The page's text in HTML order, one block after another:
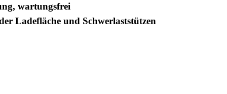
wartungsfrei
Ladefläche und Schwerlaststützen